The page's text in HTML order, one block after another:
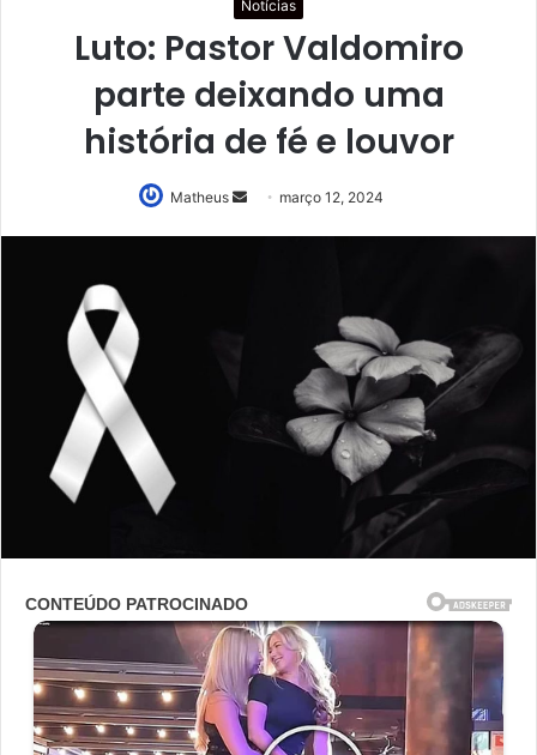
Notícias
Luto: Pastor Valdomiro
parte deixando uma
história de fé e louvor
Matheus
Mandemarço 12, 2024